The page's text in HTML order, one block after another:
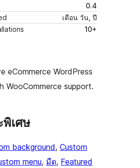
0.4
เดือน วัน, ปี
10+
eCommerce WordPress
WooCommerce support.
เศษ
background, Custom
menu, มืด, Featured